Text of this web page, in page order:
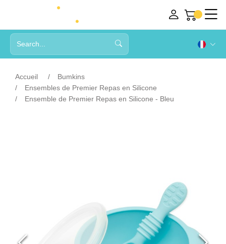
Accueil
Bumkins
Ensembles de Premier Repas en Silicone
Ensemble de Premier Repas en Silicone - Bleu